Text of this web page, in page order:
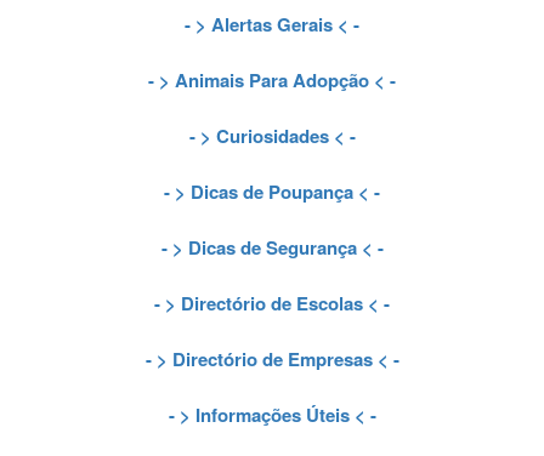
- > Alertas Gerais < -
- > Animais Para Adopção < -
- > Curiosidades< -
- > Dicas de Poupança < -
- > Dicas de Segurança< -
- > Directório de Escolas < -
- > Directório de Empresas< -
- > Informações Úteis< -